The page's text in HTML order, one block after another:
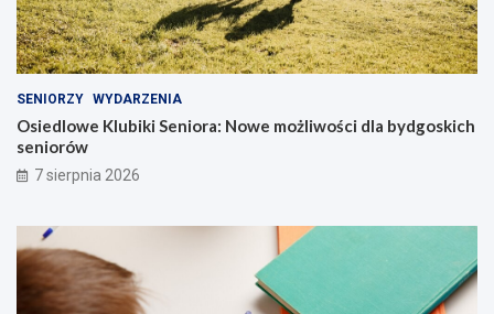
SENIORZY WYDARZENIA
Osiedlowe Klubiki Seniora: Nowe możliwości dla bydgoskich
seniorów
7 sierpnia 2026